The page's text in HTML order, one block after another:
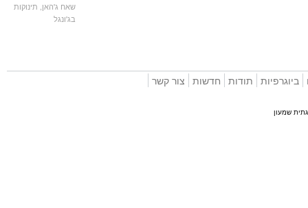
שאח ג'האן,תינוקות
בג'ונגל
תודות חדשות צור קשר
שמעון